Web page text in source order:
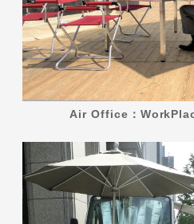
Air Office：